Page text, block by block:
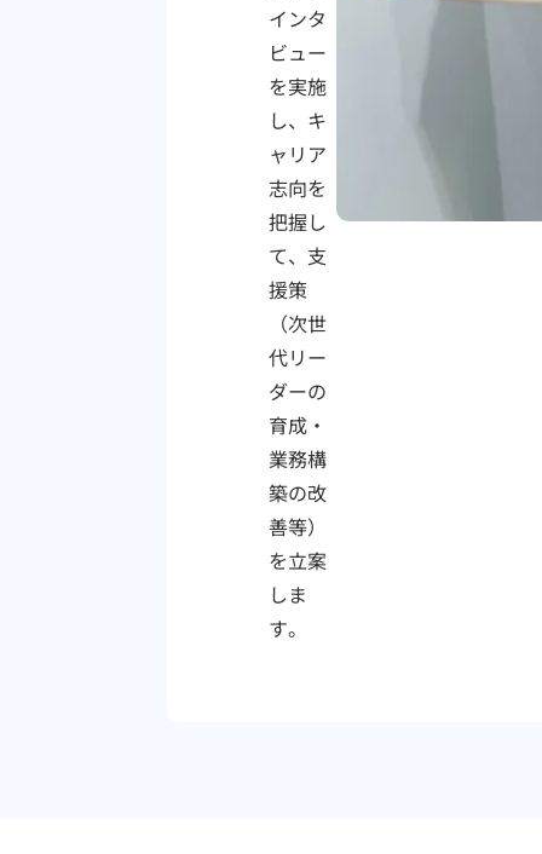
インタ
ビュー
を実施
し、キ
ャリア
志向を
把握し
て、支
援策
（次世
代リー
ダーの
育成・
業務構
築の改
善等）
を立案
しま
す。